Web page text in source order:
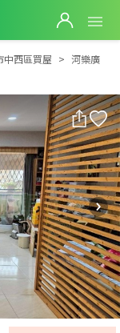
電梯大套房(可隔2房)
中西區買屋
河樂廣